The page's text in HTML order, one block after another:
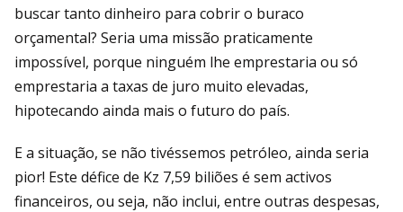
buscar tanto dinheiro para cobrir o buraco
orçamental? Seria uma missão praticamente
impossível, porque ninguém lhe emprestaria ou só
emprestaria a taxas de juro muito elevadas,
hipotecando ainda mais o futuro do país.
E a situação, se não tivéssemos petróleo, ainda seria
pior! Este défice de Kz 7,59 biliões é sem activos
financeiros, ou seja, não inclui, entre outras despesas,